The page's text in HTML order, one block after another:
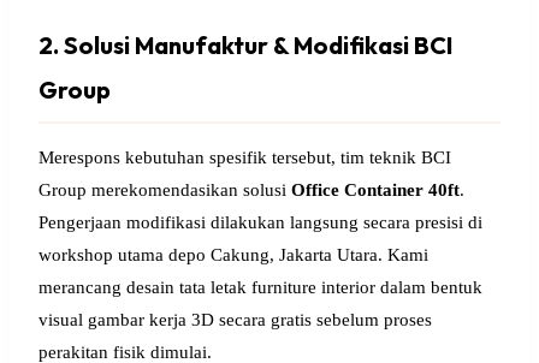
2. Solusi Manufaktur & Modifikasi BCI
Group
Merespons kebutuhan spesifik tersebut, tim teknik BCI
Group merekomendasikan solusi Office Container 40ft.
Pengerjaan modifikasi dilakukan langsung secara presisi di
workshop utama depo Cakung, Jakarta Utara. Kami
merancang desain tata letak furniture interior dalam bentuk
visual gambar kerja 3D secara gratis sebelum proses
perakitan fisik dimulai.